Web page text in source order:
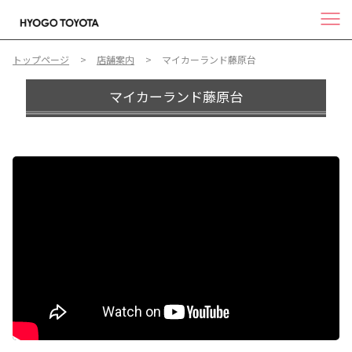
トップページ 店舗案内 マイカーランド藤原台
マイカーランド藤原台